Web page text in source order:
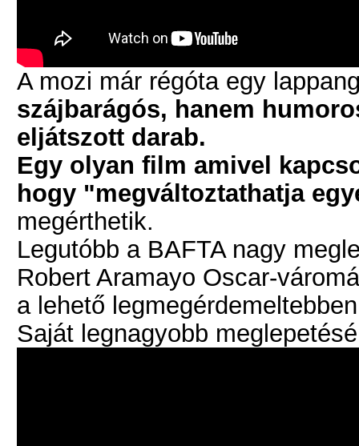
A mozi már régóta egy
szájbarágós, hanem
eljátszott darab.
Egy olyan film amivel
hogy "megváltoztathatja
megérthetik.
Legutóbb a BAFTA nagy
Robert Aramayo Oscar-
a lehető
Saját legnagyobb